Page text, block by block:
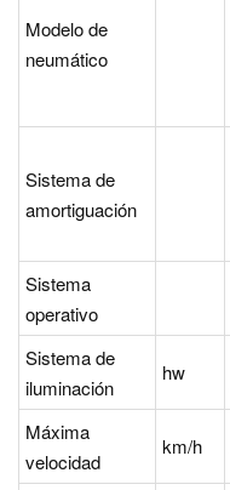
Modelo de
neumático
Sistema de
amortiguación
Sistema
operativo
Sistema de
iluminación
hw
Máxima
velocidad
km/h